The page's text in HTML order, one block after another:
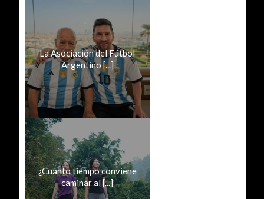
La Asociación del Fútbol
Argentino [...]
¿Cuánto tiempo conviene
caminar al [...]